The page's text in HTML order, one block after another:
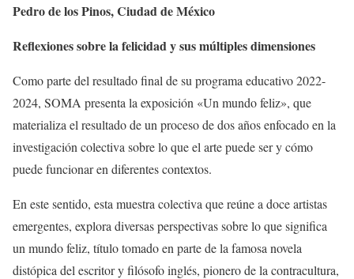
Pedro de los Pinos, Ciudad de México
Reflexiones sobre la felicidad y sus múltiples dimensiones
Como parte del resultado final de su programa educativo 2022-
2024, SOMA presenta la exposición «Un mundo feliz», que
materializa el resultado de un proceso de dos años enfocado en la
investigación colectiva sobre lo que el arte puede ser y cómo
puede funcionar en diferentes contextos.
En este sentido, esta muestra colectiva que reúne a doce artistas
emergentes, explora diversas perspectivas sobre lo que significa
un mundo feliz, título tomado en parte de la famosa novela
distópica del escritor y filósofo inglés, pionero de la contracultura,